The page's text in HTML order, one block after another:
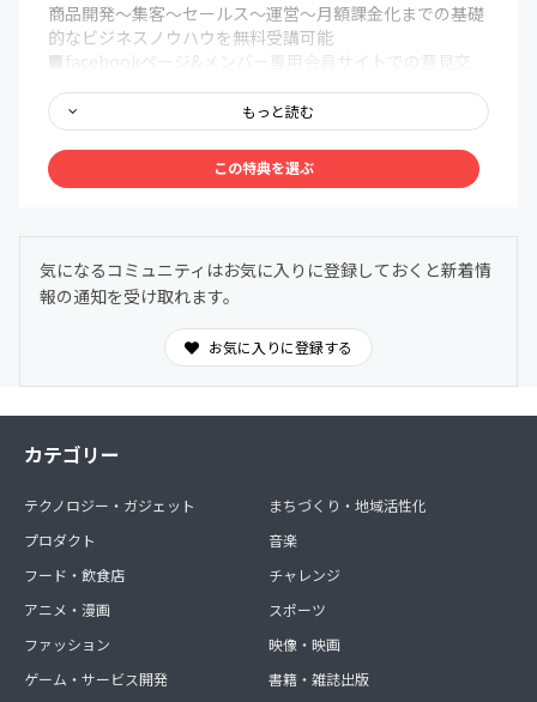
商品開発〜集客〜セールス〜運営〜月額課金化までの基礎
的なビジネスノウハウを無料受講可能
■facebookページ&メンバー専用会員サイトでの意見交
■生配信やイベント当日を逃しても後から見返すことがで
きる「専用会員ページ」ノウハウ
＜オフライン共通コンテンツ＞
強の好立地。
滞在時間無制限、ドリンク飲み放題。考えられる限りの新
型コロナウィルス対策。本サロンメンバーのみの完全会員
制コワーキングスペース兼カフェゆえに不特定多数の出入
りおよび三密回避徹底。
をくすぐるコンテンツを豊富に完備、もちろん読み放題。
■年3〜4回目安の定例イベント（北海道を代表するゲスト
を招いてトーク+懇親会）
■年1回のビジネスと遊びにガチで取り組む合宿
■札幌および北海道の名店オフ会
■テレビ出演・出版他メディア露出時にイベント参加など
随時巻き込み型の企画あり
もっと読む
この特典を選ぶ
気になるコミュニティはお気に入りに登録しておくと新着情
報の通知を受け取れます。
お気に入りに登録する
カテゴリー
テクノロジー・ガジェット
プロダクト
フード・飲食店
アニメ・漫画
ファッション
ゲーム・サービス開発
まちづくり・地域活性化
音楽
チャレンジ
スポーツ
映像・映画
書籍・雑誌出版